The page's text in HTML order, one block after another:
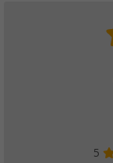
5